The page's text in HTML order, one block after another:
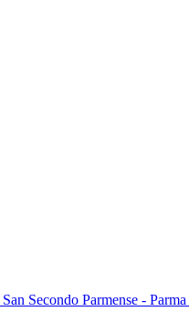
San Secondo Parmense - Parma